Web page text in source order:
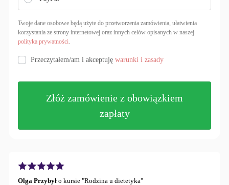
Twoje dane osobowe będą użyte do przetworzenia zamówienia, ułatwienia
korzystania ze strony internetowej oraz innych celów opisanych w naszej
polityka prywatności.
Przeczytałem/am i akceptujęwarunki i zasady
Złóż zamówienie z obowiązkiem
zapłaty
Olga Przybył o kursie "Rodzina u dietetyka"